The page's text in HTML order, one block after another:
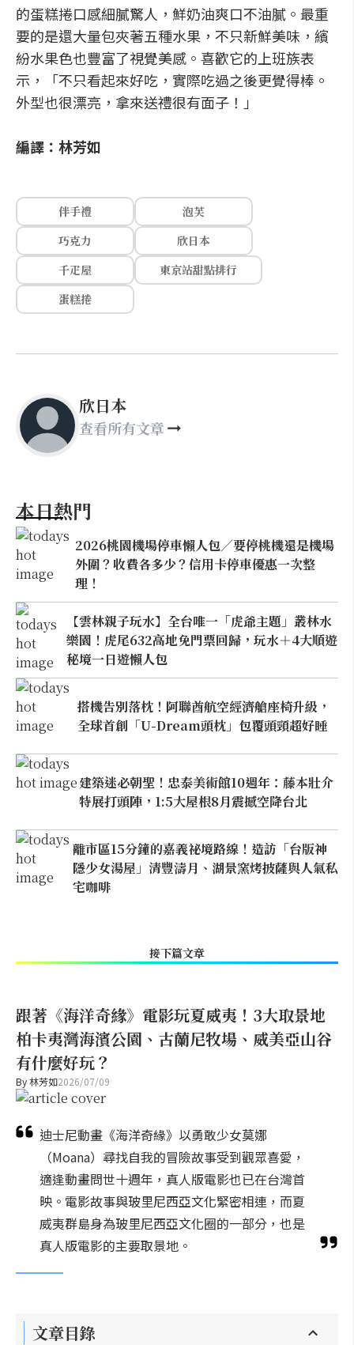
的蛋糕捲口感細膩驚人，鮮奶油爽口不油膩。最重
要的是還大量包夾著五種水果，不只新鮮美味，繽
紛水果色也豐富了視覺美感。喜歡它的上班族表
示，「不只看起來好吃，實際吃過之後更覺得棒。
外型也很漂亮，拿來送禮很有面子！」
編譯：林芳如
伴手禮
泡芙
巧克力
欣日本
千疋屋
東京站甜點排行
蛋糕捲
欣日本
查看所有文章
本日熱門
2026桃園機場停車懶人包／要停桃機還是機場
外圍？收費各多少？信用卡停車優惠一次整
理！
【雲林親子玩水】全台唯一「虎爺主題」叢林水
樂園！虎尾632高地免門票回歸，玩水＋4大順遊
秘境一日遊懶人包
搭機告別落枕！阿聯酋航空經濟艙座椅升級，
全球首創「U-Dream頭枕」包覆頭頸超好睡
建築迷必朝聖！忠泰美術館10週年：藤本壯介
特展打頭陣，1:5大屋根8月震撼空降台北
離市區15分鐘的嘉義祕境路線！造訪「台版神
隱少女湯屋」清豐濤月、湖景窯烤披薩與人氣私
宅咖啡
接下篇文章
跟著《海洋奇緣》電影玩夏威夷！3大取景地
柏卡夷灣海濱公園、古蘭尼牧場、威美亞山谷
有什麼好玩？
By林芳如2026/07/09
迪士尼動畫《海洋奇緣》以勇敢少女莫娜
（Moana）尋找自我的冒險故事受到觀眾喜愛，
適逢動畫問世十週年，真人版電影也已在台灣首
映。電影故事與玻里尼西亞文化緊密相連，而夏
威夷群島身為玻里尼西亞文化圈的一部分，也是
真人版電影的主要取景地。
文章目錄